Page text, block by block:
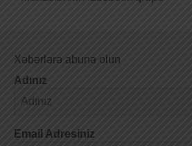
Xəbərlərə abunə olun
Adınız
Email Adresiniz